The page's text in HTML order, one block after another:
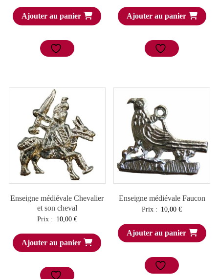
Ajouter au panier Ajouter au panier
Enseigne médiévale Chevalier
et son cheval
Prix : 10,00 €
Ajouter au panier
Enseigne médiévale Faucon
Prix : 10,00€
Ajouter au panier